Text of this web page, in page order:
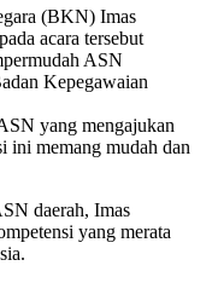
(BKN) Imas
acara tersebut
ASN
Kepegawaian
yang mengajukan
ini memang mudah dan
daerah, Imas
yang merata